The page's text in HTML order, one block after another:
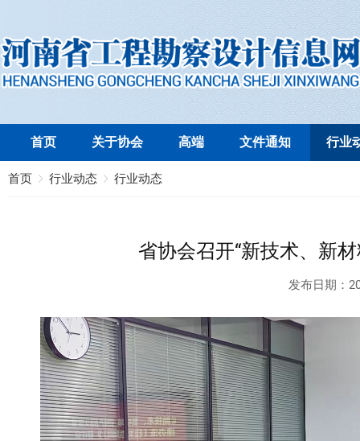
首页 关于协会 高端 文件通知 行业
首页 行业动态 行业动态
省协会召开“新技术、新
发布日期：